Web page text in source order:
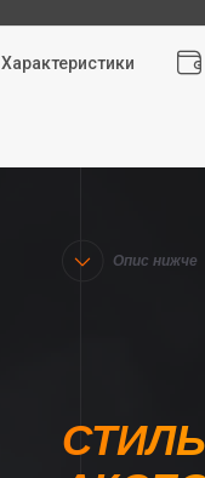
Характеристики
Опис нижче